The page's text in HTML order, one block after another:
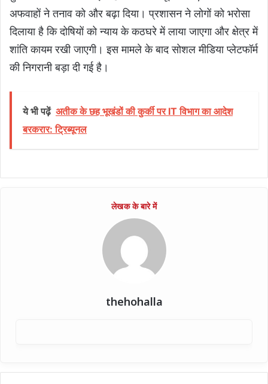
अफवाहों ने तनाव को और बढ़ा दिया। प्रशासन ने लोगों को भरोसा
दिलाया है कि दोषियों को न्याय के कठघरे में लाया जाएगा और क्षेत्र में
शांति कायम रखी जाएगी। इस मामले के बाद सोशल मीडिया प्लेटफॉर्म
की निगरानी बड़ा दी गई है।
ये भी पढ़ें अतीक के छह भूखंडों की कुर्की पर IT विभाग का आदेश
बरकरार: ट्रिब्यूनल
thehohalla